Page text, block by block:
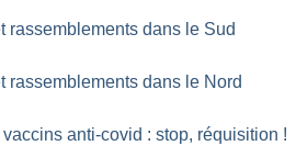
rassemblements dans le Sud
rassemblements dans le Nord
anti-covid : stop, réquisition !